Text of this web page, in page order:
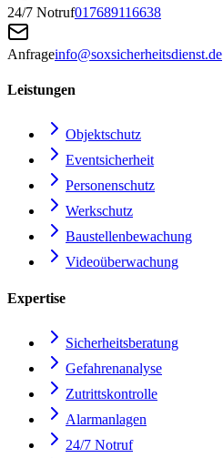
24/7 Notruf017689116638
Anfrageinfo@soxsicherheitsdienst.de
Leistungen
Objektschutz
Eventsicherheit
Personenschutz
Werkschutz
Baustellenbewachung
Videoüberwachung
Expertise
Sicherheitsberatung
Gefahrenanalyse
Zutrittskontrolle
Alarmanlagen
24/7 Notruf